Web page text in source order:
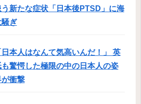
う新たな症状「日本後PTSD」に海
ぎ
本人はなんて気高いんだ！」 英
驚愕した極限の中の日本人の姿
衝撃